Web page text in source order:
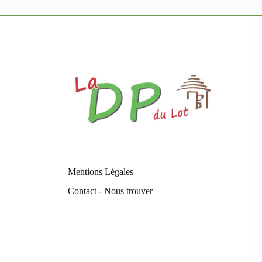
Mentions Légales
Contact - Nous trouver